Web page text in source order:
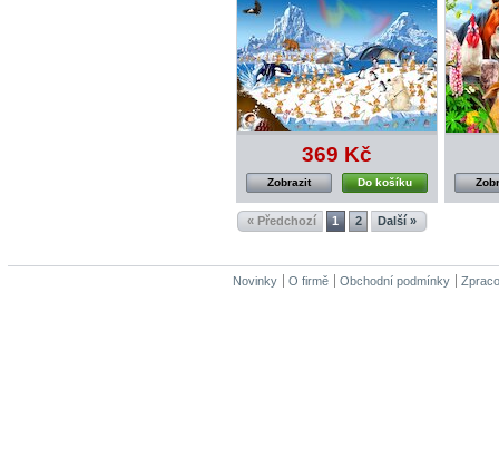
369 Kč
Do košíku
Zobrazit
« Předchozí 1 2 Další »
Novinky O firmě Obchodní podmínky